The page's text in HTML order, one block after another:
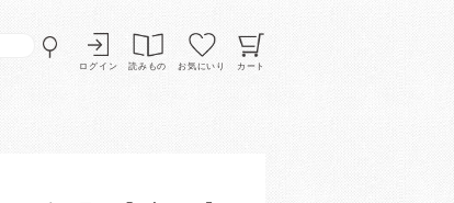
ログイン 読みもの お気にいり カート